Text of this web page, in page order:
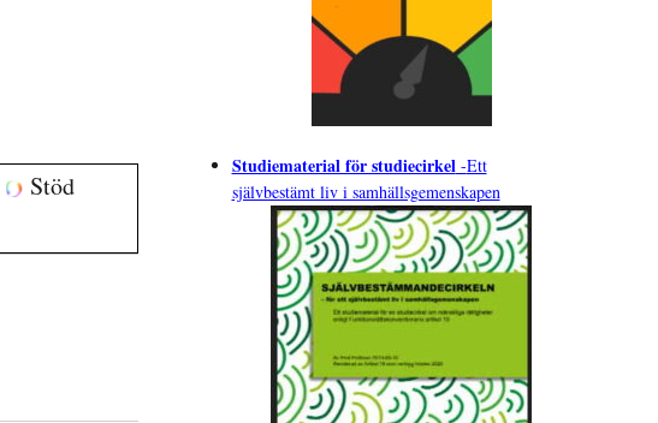
Stöd
Studiematerial för studiecirkel-Ett
självbestämt liv i samhällsgemenskapen